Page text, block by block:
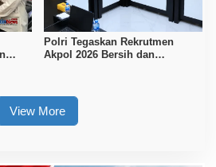
Polri Tegaskan Rekrutmen
Akpol 2026 Bersih dan
View More